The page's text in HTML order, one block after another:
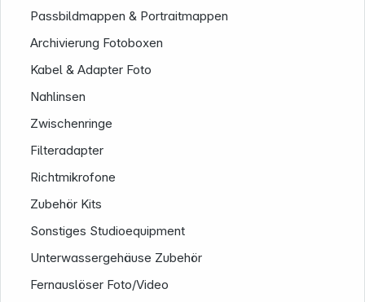
Passbildmappen & Portraitmappen
Archivierung Fotoboxen
Kabel & Adapter Foto
Nahlinsen
Zwischenringe
Filteradapter
Richtmikrofone
Zubehör Kits
Sonstiges Studioequipment
Unterwassergehäuse Zubehör
Fernauslöser Foto/Video
Informationen